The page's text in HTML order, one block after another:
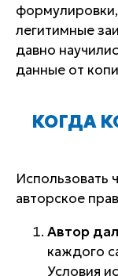
легитимные
давно
данные от
КОГДА
Использовать
авторское
Автор
каждого
Условия